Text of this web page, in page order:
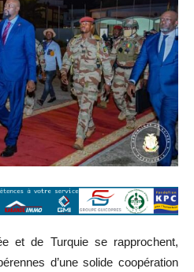
et de Turquie se rapprochent,
d’une solide coopération